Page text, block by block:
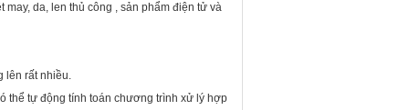
da, len thủ công , sản phẩm điện tử và
lên rất nhiều.
thể tự động tính toán chương trình xử lý hợp